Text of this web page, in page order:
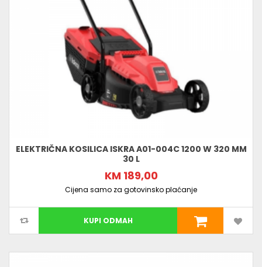
ELEKTRIČNA KOSILICA ISKRA A01-004C 1200 W 320 MM
30 L
KM 189,00
Cijena samo za gotovinsko plaćanje
KUPI ODMAH